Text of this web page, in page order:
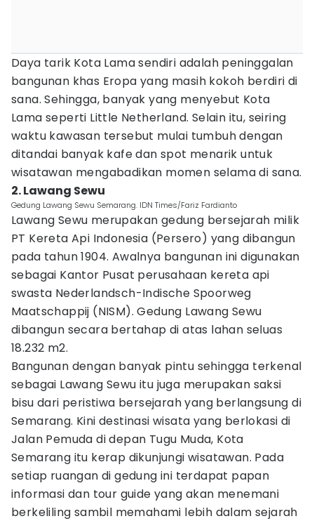
Daya tarik Kota Lama sendiri adalah peninggalan
bangunan khas Eropa yang masih kokoh berdiri di
sana. Sehingga, banyak yang menyebut Kota
Lama seperti Little Netherland. Selain itu, seiring
waktu kawasan tersebut mulai tumbuh dengan
ditandai banyak kafe dan spot menarik untuk
wisatawan mengabadikan momen selama di sana.
2. Lawang Sewu
Gedung Lawang Sewu Semarang. IDN Times/Fariz Fardianto
Lawang Sewu merupakan gedung bersejarah milik
PT Kereta Api Indonesia (Persero) yang dibangun
pada tahun 1904. Awalnya bangunan ini digunakan
sebagai Kantor Pusat perusahaan kereta api
swasta Nederlandsch-Indische Spoorweg
Maatschappij (NISM). Gedung Lawang Sewu
dibangun secara bertahap di atas lahan seluas
18.232 m2.
Bangunan dengan banyak pintu sehingga terkenal
sebagai Lawang Sewu itu juga merupakan saksi
bisu dari peristiwa bersejarah yang berlangsung di
Semarang. Kini destinasi wisata yang berlokasi di
Jalan Pemuda di depan Tugu Muda, Kota
Semarang itu kerap dikunjungi wisatawan. Pada
setiap ruangan di gedung ini terdapat papan
informasi dan tour guide yang akan menemani
berkeliling sambil memahami lebih dalam sejarah